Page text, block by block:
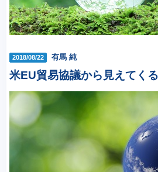
2018/08/22 有馬 純
米EU貿易協議から見えてく